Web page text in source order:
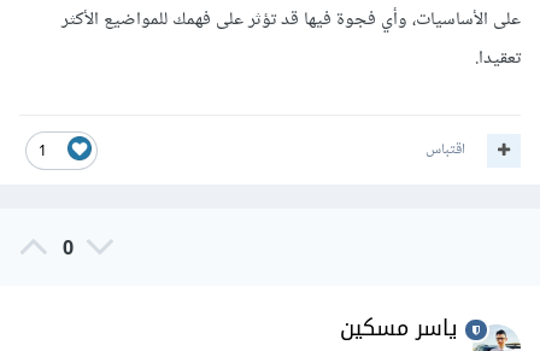
على الأساسيات، وأي فجوة فيها قد تؤثر على فهمك للمواضيع الأكثر
تعقيدا.
1 اقتباس
0
ياسر مسكين